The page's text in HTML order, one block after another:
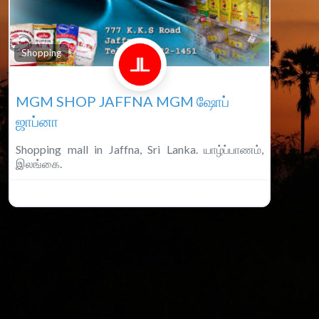
Shopping
MGM SHOP JAFFNA MGM ஷோப்
ஜாப்னா
Shopping mall in Jaffna, Sri Lanka. யாழ்ப்பாணம்,
இலங்கை.